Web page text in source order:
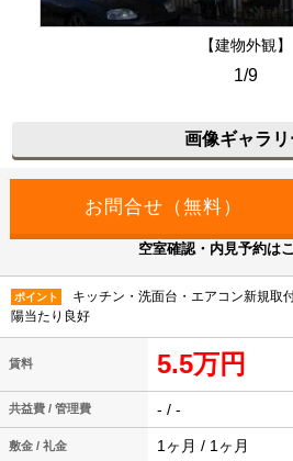
【建物外観】
1/9
画像ギャラリ
空室確認・内見予約は
ポイント
キッチン・洗面台・エアコン新規取
陽当たり良好
賃料 5.5万円
共益費 / 管理費 - / -
敷金 / 礼金 1ヶ月 / 1ヶ月